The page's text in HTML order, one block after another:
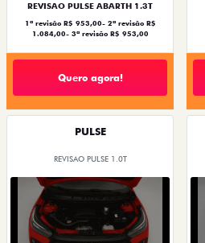
REVISAO PULSE ABARTH 1.3T
1ª revisão R$ 953,00- 2ª revisão R$
1.084,00- 3ª revisão R$ 953,00
Quero agora!
PULSE
REVISAO PULSE 1.0T